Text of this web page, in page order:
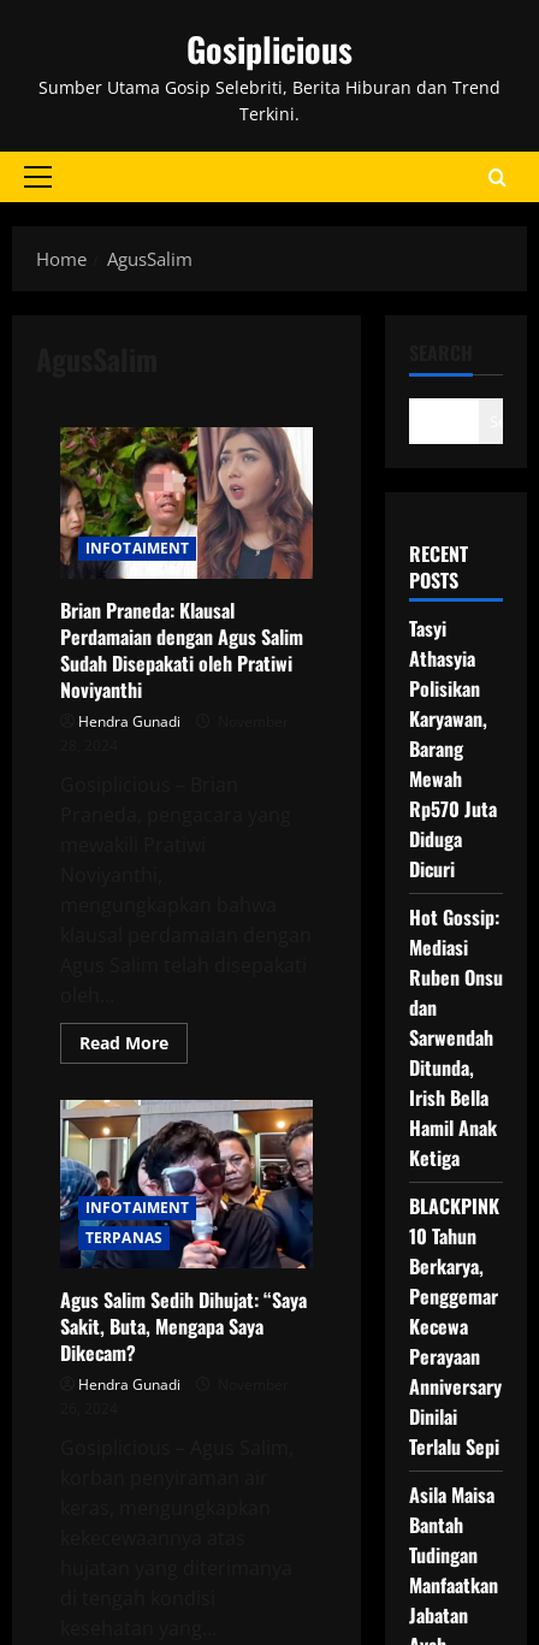
Gosiplicious
Sumber Utama Gosip Selebriti, Berita Hiburan dan Trend
Terkini.
Primary
Home
AgusSalim
INFOTAIMENT
Brian Praneda: Klausal
Perdamaian dengan Agus Salim
Sudah Disepakati oleh Pratiwi
Noviyanthi
Hendra Gunadi
Read MoreRead
more
Praneda:
Klausal
Perdamaian
dengan
Agus
Salim
Sudah
Disepakati
oleh
Pratiwi
INFOTAIMENT
TERPANAS
Agus Salim Sedih Dihujat: “Saya
Sakit, Buta, Mengapa Saya
Dikecam?
Hendra Gunadi
RECENT
POSTS
Tasyi
Athasyia
Polisikan
Karyawan,
Barang
Mewah
Rp570 Juta
Diduga
Dicuri
Hot Gossip:
Mediasi
Ruben Onsu
dan
Sarwendah
Ditunda,
Irish Bella
Hamil Anak
Ketiga
BLACKPINK
10 Tahun
Berkarya,
Penggemar
Kecewa
Perayaan
Anniversary
Dinilai
Terlalu Sepi
Asila Maisa
Bantah
Tudingan
Manfaatkan
Jabatan